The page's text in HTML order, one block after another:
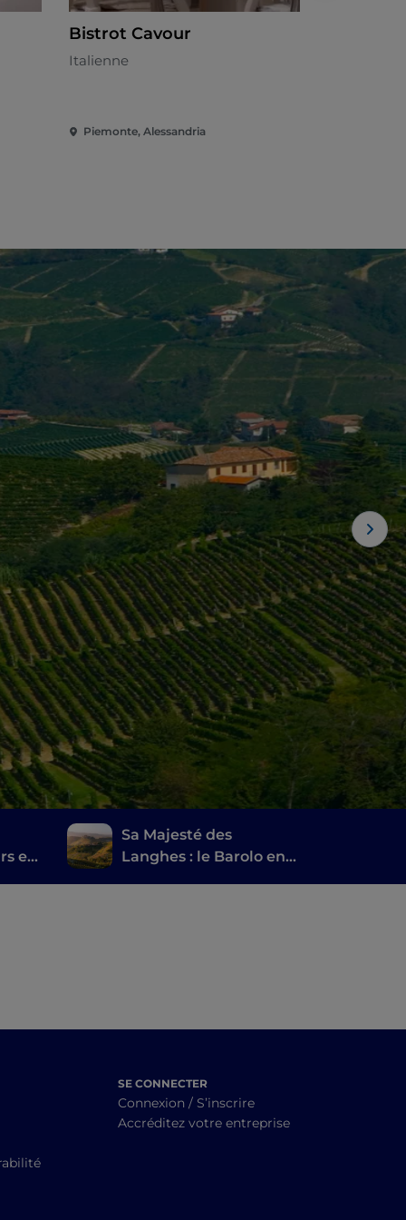
Bistrot Cavour
Italienne
Piemonte, Alessandria
et
Sa Majesté des
Langhes : le Barolo en
SE CONNECTER
Connexion / S’inscrire
Accréditez votre entreprise